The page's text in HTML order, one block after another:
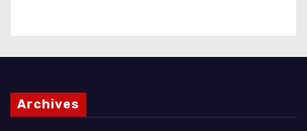
Archives